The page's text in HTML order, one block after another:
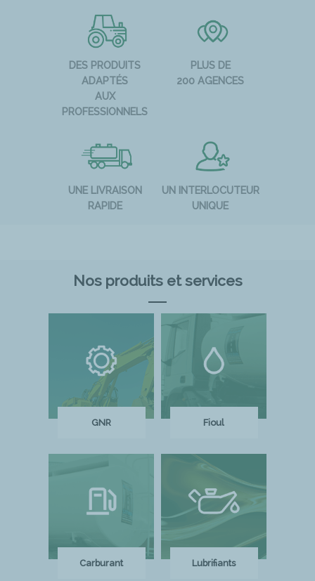
DES PRODUITS
ADAPTÉS
AUX
PROFESSIONNELS
PLUS DE
200 AGENCES
UNE LIVRAISON
RAPIDE
UN INTERLOCUTEUR
UNIQUE
Nos produits et services
GNR Fioul
Carburant Lubrifiants